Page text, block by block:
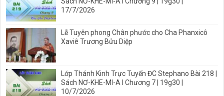
17/7/2026
Lễ Tuyên phong Chân phước cho Cha Phanxicô
Xaviê Trương Bửu Diệp
Lớp Thánh Kinh Trực Tuyến ĐC Stephano Bài 218 |
Sách NƠ-KHE-MI-A I Chương 7 | 19g30 |
10/7/2026